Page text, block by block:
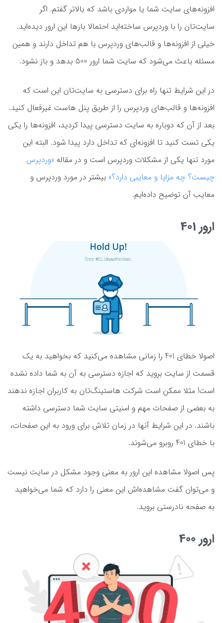
افزونه‌های سایت شما یا مواردی باشد که بالاتر گفتم. اگر
سایت‌تان را با وردپرس ساخته‌اید احتمالا بارها این ارور دیده‌اید.
خیلی از افزونه‌ها و قالب‌های وردپرس با هم تداخل دارند و همین
مسئله باعث می‌شود که سایت شما ارور 500 بدهد و باز نشود.
در این شرایط تنها راه برای دسترسی به سایت‌تان این است که
افزونه‌ها و قالب‌های وردپرس را از طریق پنل هاست غیرفعال کنید.
بعد از آن که دوباره به سایت دسترسی پیدا کردید، افزونه‌ها را یکی
یکی تست کنید تا افزونه‌ای که تداخل دارد پیدا شود. البته این
مورد تنها یکی از مشکلات وردپرس است و در مقاله «وردپرس
چیست؟ چه مزایا و معایبی دارد؟» بیشتر در مورد وردپرس و
معایب آن توضیح داده‌ایم.
ارور 401
اصولا خطای 401 را زمانی مشاهده می‌کنید که بخواهید به یک
قسمت از سایت بروید که اجازه دسترسی به آن به شما داده نشده
است! مثلا ممکن است شرکت‌ هاستینگ‌تان به کاربران اجازه ندهند
به بعضی از صفحات مهم و امنیتی سایت شما دسترسی داشته
باشند. در این شرایط آنها در زمان تلاش برای ورود به این صفحات،
با خطای 401 روبرو می‌شوند.
پس اصولا مشاهده این ارور به معنی وجود مشکل در سایت نیست
و می‌توان گفت مشاهده‌اش این معنی را دارد که شما می‌خواهید
به صفحه نادرستی بروید.
ارور 400